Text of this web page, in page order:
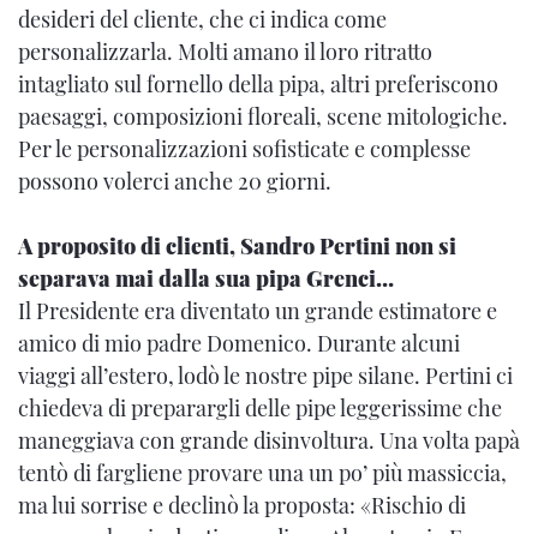
desideri del cliente, che ci indica come
personalizzarla. Molti amano il loro ritratto
intagliato sul fornello della pipa, altri preferiscono
paesaggi, composizioni floreali, scene mitologiche.
Per le personalizzazioni sofisticate e complesse
possono volerci anche 20 giorni.
A proposito di clienti, Sandro Pertini non si
separava mai dalla sua pipa Grenci…
Il Presidente era diventato un grande estimatore e
amico di mio padre Domenico. Durante alcuni
viaggi all’estero, lodò le nostre pipe silane. Pertini ci
chiedeva di preparargli delle pipe leggerissime che
maneggiava con grande disinvoltura. Una volta papà
tentò di fargliene provare una un po’ più massiccia,
ma lui sorrise e declinò la proposta: «Rischio di